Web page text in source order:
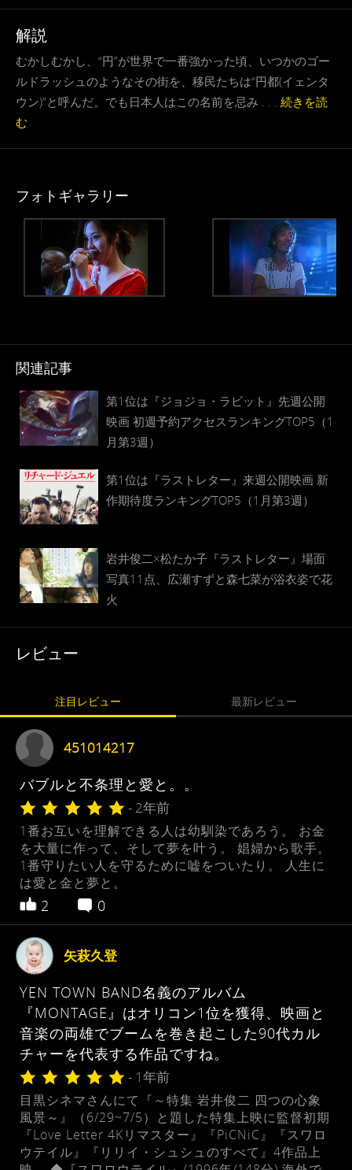
解説
むかしむかし、“円”が世界で一番強かった頃、いつかのゴー
ルドラッシュのようなその街を、移民たちは“円都(イェンタ
ウン)”と呼んだ。でも日本人はこの名前を忌み . . . 続きを読
む
フォトギャラリー
関連記事
第1位は『ジョジョ・ラビット』先週公開
映画 初週予約アクセスランキングTOP5（1
月第3週）
第1位は『ラストレター』来週公開映画 新
作期待度ランキングTOP5（1月第3週）
岩井俊二×松たか子『ラストレター』場面
写真11点、広瀬すずと森七菜が浴衣姿で花
火
レビュー
注目レビュー 最新レビュー
451014217
バブルと不条理と愛と。。
- 2年前
1番お互いを理解できる人は幼馴染であろう。 お金
を大量に作って、そして夢を叶う。 娼婦から歌手。
1番守りたい人を守るために嘘をついたり。 人生に
は愛と金と夢と。
2 0
矢萩久登
YEN TOWN BAND名義のアルバム
『MONTAGE』はオリコン1位を獲得、映画と
音楽の両雄でブームを巻き起こした90代カル
チャーを代表する作品ですね。
- 1年前
目黒シネマさんにて『～特集 岩井俊二 四つの心象
風景～』（6/29~7/5）と題した特集上映に監督初期
『Love Letter 4Kリマスター』『PiCNiC』『スワロ
ウテイル』『リリイ・シュシュのすべて』4作品上